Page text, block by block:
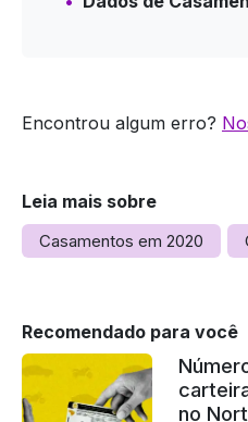
Encontrou algum erro?
Leia mais sobre
Casamentos em 2020
Recomendado para você
no